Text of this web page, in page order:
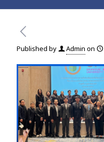
Published by Admin on